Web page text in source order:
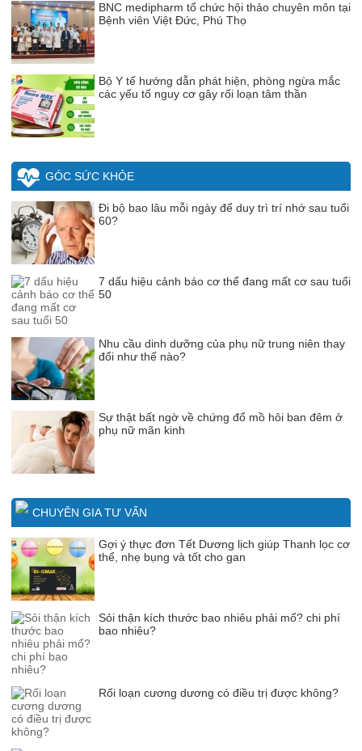
BNC medipharm tổ chức hội thảo chuyên môn tại
Bệnh viên Việt Đức, Phú Thọ
Bộ Y tế hướng dẫn phát hiện, phòng ngừa mắc
các yếu tố nguy cơ gây rối loạn tâm thần
GÓC SỨC KHỎE
Đi bộ bao lâu mỗi ngày để duy trì trí nhớ sau tuổi
60?
7 dấu hiệu cảnh báo cơ thể đang mất cơ sau tuổi
50
Nhu cầu dinh dưỡng của phụ nữ trung niên thay
đổi như thế nào?
Sự thật bất ngờ về chứng đổ mồ hôi ban đêm ở
phụ nữ mãn kinh
CHUYÊN GIA TƯ VẤN
Gợi ý thực đơn Tết Dương lịch giúp Thanh lọc cơ
thể, nhẹ bụng và tốt cho gan
Sỏi thận kích thước bao nhiêu phải mổ? chi phí
bao nhiêu?
Rối loạn cương dương có điều trị được không?